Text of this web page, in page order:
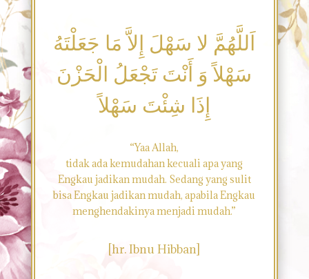
اَللَّهُمَّ لا سَهْلَ إِلاَّ مَا جَعَلْتَهُ
سَهْلاً وَ أَنْتَ تَجْعَلُ الْحَزْنَ
إِذَا شِئْتَ سَهْلاً
“Yaa Allah,
tidak ada kemudahan kecuali apa yang
Engkau jadikan mudah. Sedang yang sulit
bisa Engkau jadikan mudah, apabila Engkau
menghendakinya menjadi mudah.”
[hr. Ibnu Hibban]